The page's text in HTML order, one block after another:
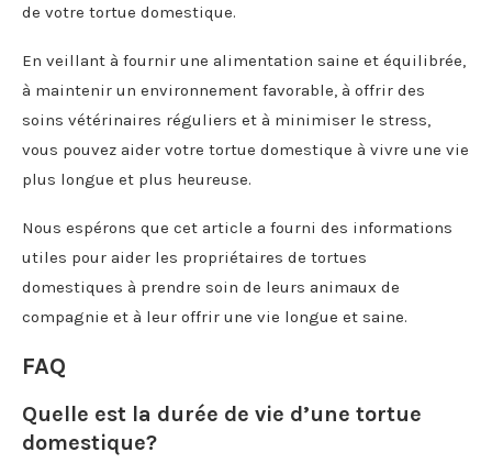
de votre tortue domestique.
En veillant à fournir une alimentation saine et équilibrée,
à maintenir un environnement favorable, à offrir des
soins vétérinaires réguliers et à minimiser le stress,
vous pouvez aider votre tortue domestique à vivre une vie
plus longue et plus heureuse.
Nous espérons que cet article a fourni des informations
utiles pour aider les propriétaires de tortues
domestiques à prendre soin de leurs animaux de
compagnie et à leur offrir une vie longue et saine.
FAQ
Quelle est la durée de vie d’une tortue
domestique?